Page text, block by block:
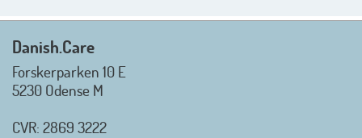
Mvh. Anders, Helle og Malthe
Danish.Care
Forskerparken 10 E
5230 Odense M
CVR: 2869 3222